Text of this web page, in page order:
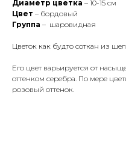
Диаметр цветка – 10-15 см
Цвет – бордовый
Группа – шаровидная
Цветок как будто соткан из
Его цвет варьируется от
оттенком серебра. По мере
розовый оттенок.